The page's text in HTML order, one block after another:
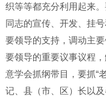
织等等都充分利用起来
同志的宣传、开发、挂
要领导的支持，调动主
要领导的重要议事议程
意学会抓纲带目，要抓“
记、县（市、区）长以